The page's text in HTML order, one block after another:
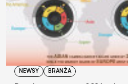
NEWSY BRANŻA